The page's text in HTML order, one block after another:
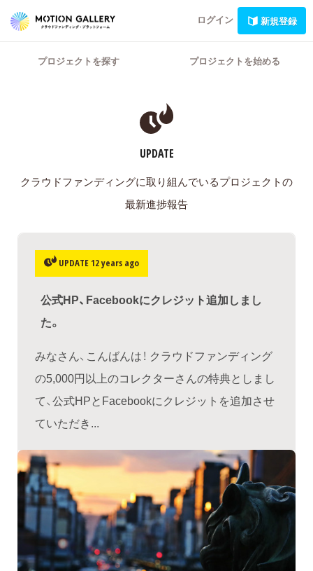
ログイン 新規登録
プロジェクトを探す プロジェクトを始める
UPDATE
クラウドファンディングに取り組んでいるプロジェクトの
最新進捗報告
UPDATE 12 years ago
公式HP、Facebookにクレジット追加しまし
た。
みなさん、こんばんは！ クラウドファンディング
の5,000円以上のコレクターさんの特典としまし
て、公式HPとFacebookにクレジットを追加させ
ていただき...